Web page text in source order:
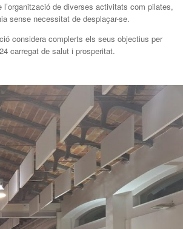
l’organització de diverses activitats com pilates,
sense necessitat de desplaçar-se.
considera complerts els seus objectius per
carregat de salut i prosperitat.